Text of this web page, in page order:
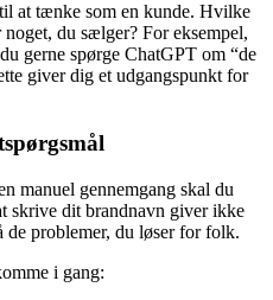
at tænke som en kunde. Hvilke
du sælger? For eksempel,
gerne spørge ChatGPT om “de
giver dig et udgangspunkt for
manuel gennemgang skal du
skrive dit brandnavn giver ikke
de problemer, du løser for folk.
i gang: